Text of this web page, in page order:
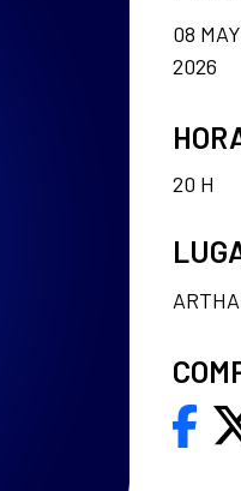
08
2026
20 H